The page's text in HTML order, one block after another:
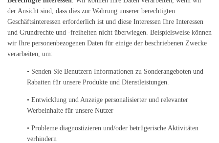
der Ansicht sind, dass dies zur Wahrung unserer berechtigten
Geschäftsinteressen erforderlich ist und diese Interessen Ihre Interessen
und Grundrechte und -freiheiten nicht überwiegen. Beispielsweise können
wir Ihre personenbezogenen Daten für einige der beschriebenen Zwecke
verarbeiten, um:
• Senden Sie Benutzern Informationen zu Sonderangeboten und
Rabatten für unsere Produkte und Dienstleistungen.
• Entwicklung und Anzeige personalisierter und relevanter
Werbeinhalte für unsere Nutzer
• Probleme diagnostizieren und/oder betrügerische Aktivitäten
verhindern